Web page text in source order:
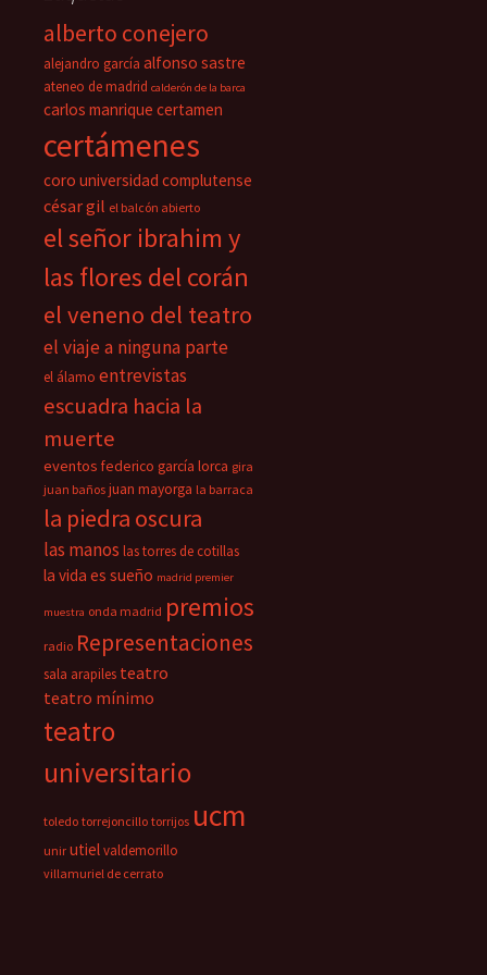
alberto conejero
alejandro garcía alfonso sastre
ateneo de madrid calderón de la barca
carlos manrique certamen
certámenes
coro universidad complutense
césar gil el balcón abierto
el señor ibrahim y
las flores del corán
el veneno del teatro
el viaje a ninguna parte
el álamo entrevistas
escuadra hacia la
muerte
eventos federico garcía lorca gira
juan baños juan mayorga la barraca
la piedra oscura
las manos las torres de cotillas
la vida es sueño madrid premier
muestra onda madrid premios
radio Representaciones
sala arapiles teatro
teatro mínimo
teatro
universitario
toledo torrejoncillo torrijos ucm
unir utielvaldemorillo
villamuriel de cerrato